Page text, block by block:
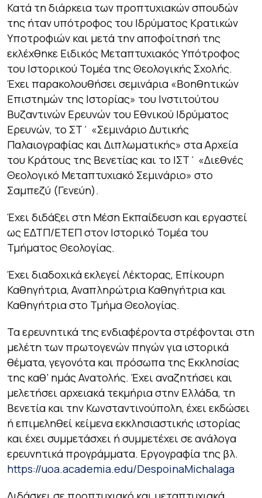
Κατά τη διάρκεια των προπτυχιακών σπουδών
της ήταν υπότροφος του Ιδρύματος Κρατικών
Υποτροφιών και μετά την αποφοίτησή της
εκλέχθηκε Ειδικός Μεταπτυχιακός Υπότροφος
του Ιστορικού Τομέα της Θεολογικής Σχολής.
Έχει παρακολουθήσει σεμινάρια «Βοηθητικών
Επιστημών της Ιστορίας» του Ινστιτούτου
Βυζαντινών Ερευνών του Εθνικού Ιδρύματος
Ερευνών, το ΣΤ΄ «Σεμινάριο Δυτικής
Παλαιογραφίας και Διπλωματικής» στα Αρχεία
του Κράτους της Βενετίας και το ΙΣΤ΄ «Διεθνές
Θεολογικό Μεταπτυχιακό Σεμινάριο» στο
Σαμπεζύ (Γενεύη).
Έχει διδάξει στη Μέση Εκπαίδευση και εργαστεί
ως ΕΔΤΠ/ΕΤΕΠ στον Ιστορικό Τομέα του
Τμήματος Θεολογίας.
Έχει διαδοχικά εκλεγεί Λέκτορας, Επίκουρη
Καθηγήτρια, Αναπληρώτρια Καθηγήτρια και
Καθηγήτρια στο Τμήμα Θεολογίας.
Τα ερευνητικά της ενδιαφέροντα στρέφονται στη
μελέτη των πρωτογενών πηγών για ιστορικά
θέματα, γεγονότα και πρόσωπα της Εκκλησίας
της καθ’ ημάς Ανατολής. Έχει αναζητήσει και
μελετήσει αρχειακά τεκμήρια στην Ελλάδα, τη
Βενετία και την Κωνσταντινούπολη, έχει εκδώσει
ή επιμεληθεί κείμενα εκκλησιαστικής ιστορίας
και έχει συμμετάσχει ή συμμετέχει σε ανάλογα
ερευνητικά προγράμματα. Εργογραφία της βλ.
https://uoa.academia.edu/DespoinaMichalaga